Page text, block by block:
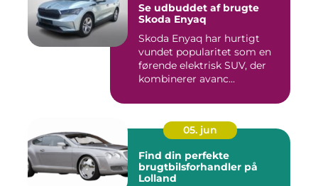
Se udbuddet af brugte
Skoda Enyaq
Skoda Enyaq har hurtigt
vundet popularitet som en
førende elektrisk SUV, der
kombinerer avanc...
05. jun
Find din perfekte
brugtbilsforhandler på
Lolland